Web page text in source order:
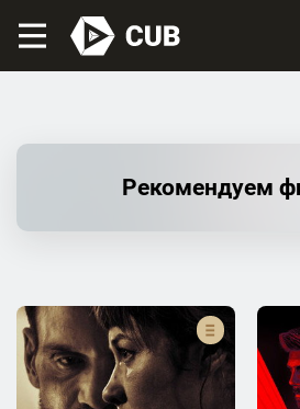
Рекомендуем